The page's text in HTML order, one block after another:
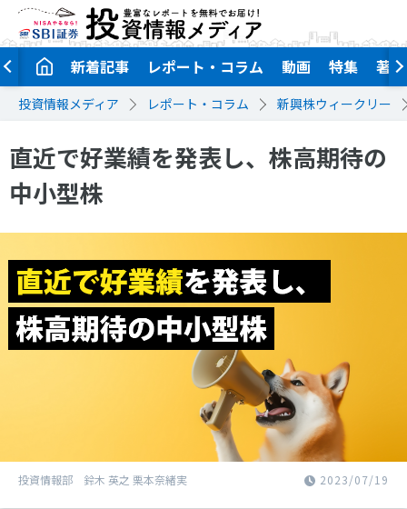
新着記事 レポート・コラム 動画 特集 著者
投資情報メディア レポート・コラム 新興株ウィークリー
直近で好業績を発表し、株高期待の
中小型株
投資情報部 鈴木 英之 栗本奈緒実 2023/07/19